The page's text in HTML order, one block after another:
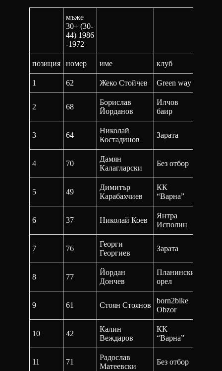
мъже
30+ (30-
44) 1986
-1972
позиция номер име клуб
1 62 Жеко Стойчев Green way
2 68
Борислав
Йорданов
Илчов
баир
3 64
Николай
Костадинов
Зарата
4 70
Дамян
Калагларски
Без отбор
5 49
Димитър
Карабахчиев
КК
“Варна”
6 37 Николай Коев
Янтра
Исполин
7 76
Георги
Георгиев
Зарата
8 77
Йордан
Дончев
Планински
орел
9 61 Стоян Стоянов
born2bike
Obzor
10 42
Калин
Веждаров
КК
“Варна”
11 71
Радослав
Матеевски
Без отбор